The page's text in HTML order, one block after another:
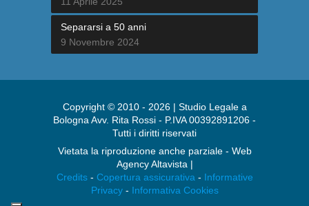
Separarsi a 50 anni
9 Novembre 2024
Copyright © 2010 - 2026 | Studio Legale a
Bologna Avv. Rita Rossi - P.IVA 00392891206 -
Tutti i diritti riservati
Vietata la riproduzione anche parziale - Web
Agency Altavista |
Credits- Copertura assicurativa - Informative
Privacy- Informativa Cookies